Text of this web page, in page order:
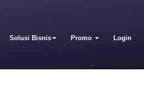
Solusi Bisnis Promo Login